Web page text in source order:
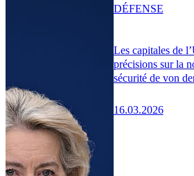
Les capitales de
précisions sur la
sécurité de von
16.03.2026
DÉFENSE